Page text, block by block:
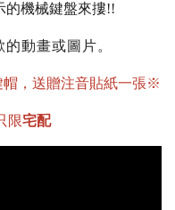
的機械鍵盤來摟!!
動畫或圖片。
帽，送贈注音貼紙一張※
限宅配